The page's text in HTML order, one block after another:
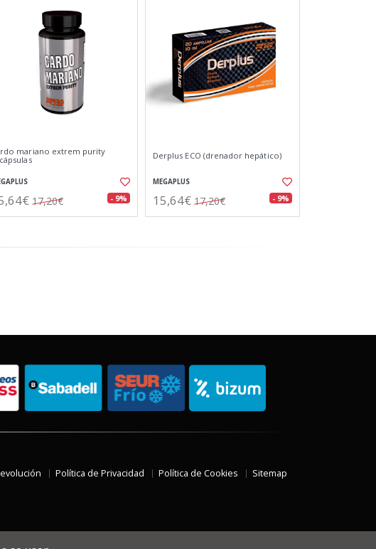
mariano extrem purity
17,20€ - 9%
Derplus ECO (drenador hepático)
MEGAPLUS
15,64€ 17,20€ - 9%
Política de Privacidad Política de Cookies Sitemap